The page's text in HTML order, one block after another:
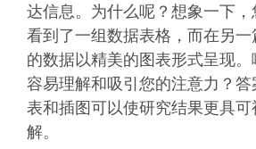
达信息。为什么呢？想象一下，
看到了一组数据表格，而在另一
的数据以精美的图表形式呈现
容易理解和吸引您的注意力？答
表和插图可以使研究结果更具
解。